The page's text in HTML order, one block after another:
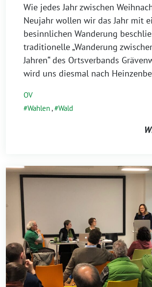
Wie jedes Jahr zwischen
Neujahr wollen wir das Jahr mit
besinnlichen Wanderung
traditionelle „Wanderung
Jahren“ des Ortsverbands
wird uns diesmal nach
OV
Wahlen, Wald